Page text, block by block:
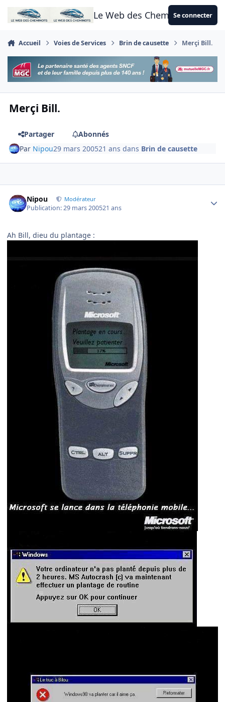
Aller au contenu
Le Web des CheminotsSe connecter
Accueil Voies de Services Brin de causette Merçi Bill.
Merçi Bill.
Partager
Abonnés
Par Nipou29 mars 200521 ans dans Brin de causette
Nipou Modérateur
Publication:29 mars 200521 ans
Ah Bill, dieu du plantage :